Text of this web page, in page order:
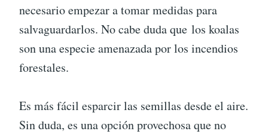
necesario empezar a tomar medidas para
salvaguardarlos. No cabe duda que los koalas
son una especie amenazada por los incendios
forestales.
Es más fácil esparcir las semillas desde el aire.
Sin duda, es una opción provechosa que no